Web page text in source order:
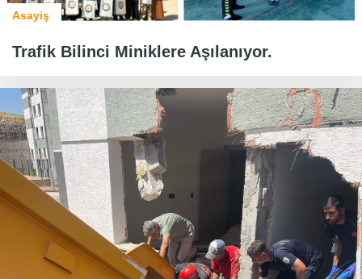
Asayiş
Trafik Bilinci Miniklere Aşılanıyor.